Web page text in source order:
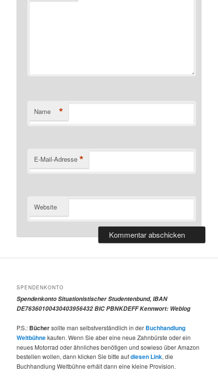
Name *
E-Mail-Adresse *
Website
SPENDENKONTO
Spendenkonto Situationistischer Studentenbund, IBAN
DE76360100430403956432 BIC PBNKDEFF Kennwort: Weblog
P.S.: Büchersollte man selbstverständlich in der Buchhandlung
Weltbühnekaufen. Wenn Sie aber eine neue Zahnbürste oder ein
neues Motorrad oder ähnliches benötigen und sowieso über Amazon
bestellen wollen, dann klicken Sie bitte aufdiesen Link, die
Buchhandlung Weltbühne erhält dann eine kleine Provision.